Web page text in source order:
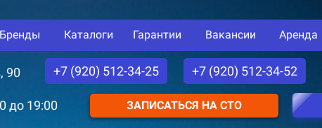
Бренды Каталоги Гарантии Вакансии Аренда
90 +7 (920) 512-34-25 +7 (920) 512-34-52
до 19:00 ЗАПИСАТЬСЯ НА СТО